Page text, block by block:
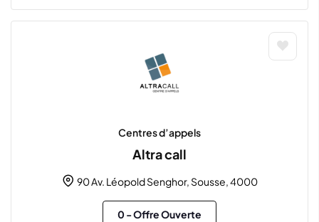
Centres d’appels
Altra call
90 Av. Léopold Senghor, Sousse, 4000
0- Offre Ouverte